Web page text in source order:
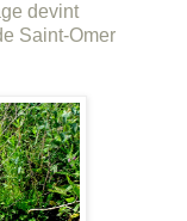
devint
Saint-Omer